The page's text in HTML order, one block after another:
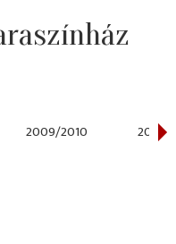
2009/2010 2008/